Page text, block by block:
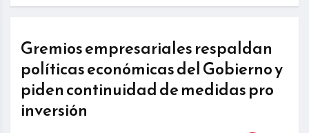
Gremios empresariales respaldan
políticas económicas del Gobierno y
piden continuidad de medidas pro
inversión